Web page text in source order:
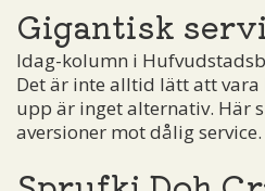
Gigantisk
Idag-kolumn i
Det är inte alltid lätt att vara
upp är inget alternativ. Här
aversioner mot dålig service.